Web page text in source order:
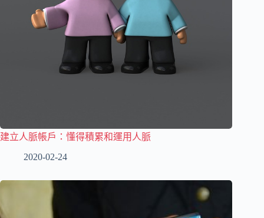
建立人脈帳戶：懂得積累和運用人脈
2020-02-24